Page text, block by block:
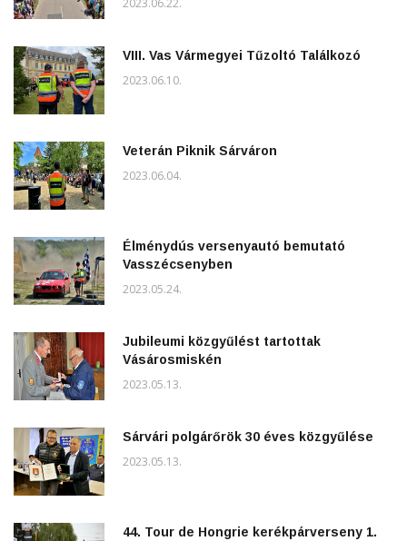
VIII. Vas Vármegyei Tűzoltó Találkozó
2023.06.10.
Veterán Piknik Sárváron
2023.06.04.
Élménydús versenyautó bemutató
Vasszécsenyben
2023.05.24.
Jubileumi közgyűlést tartottak
Vásárosmiskén
2023.05.13.
Sárvári polgárőrök 30 éves közgyűlése
2023.05.13.
44. Tour de Hongrie kerékpárverseny 1.